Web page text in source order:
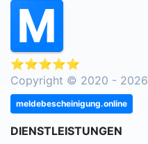
⭐⭐⭐⭐⭐
Copyright © 2020 - 2026
meldebescheinigung.online
DIENSTLEISTUNGEN